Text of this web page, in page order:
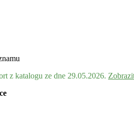
z katalogu ze dne 29.05.2026.